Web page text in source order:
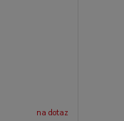
na dotaz